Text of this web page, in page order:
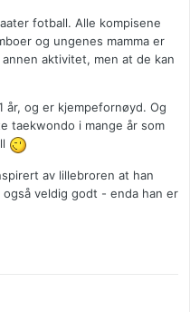
fotball. Alle kompisene
og ungenes mamma er
aktivitet, men at de kan
og er kjempefornøyd. Og
taekwondo i mange år som
av lillebroren at han
veldig godt - enda han er